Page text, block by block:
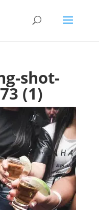
shot-
(1)